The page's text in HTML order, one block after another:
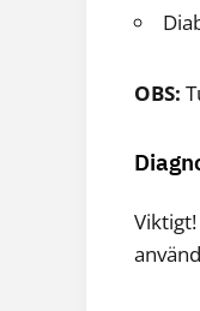
OBS:
använd